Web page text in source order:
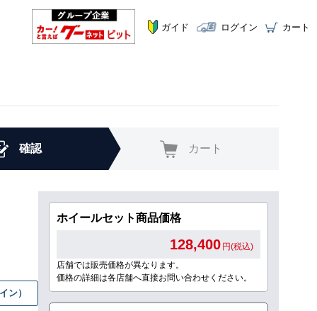
ガイド ログイン カート
確認 カート
ン）
ホイールセット商品価格
128,400 円(税込)
店舗では販売価格が異なります。
価格の詳細は各店舗へ直接お問い合わせください。